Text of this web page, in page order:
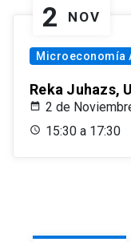
2 NOV
Microeconomía
Reka Juhazs,
2 de
15:30 a 17:30